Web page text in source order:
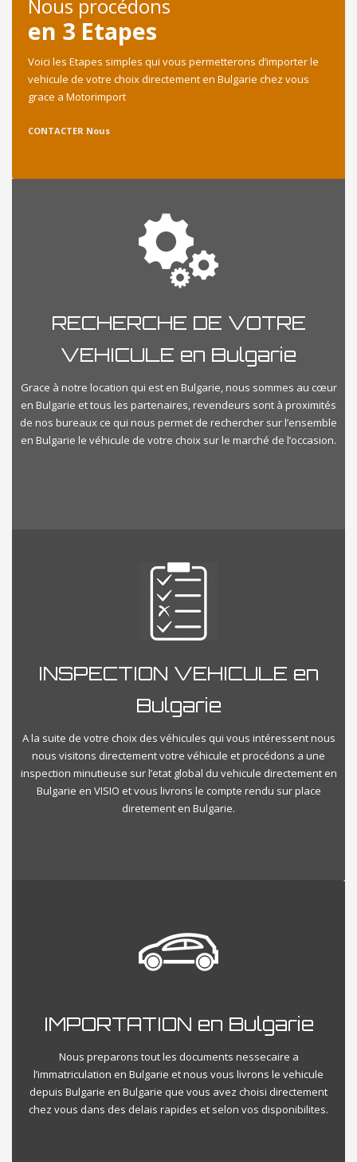
Nous procédons
en 3 Etapes
Voici les Etapes simples qui vous permetterons d’importer le
vehicule de votre choix directement en Bulgarie chez vous
grace a Motorimport
CONTACTER Nous
RECHERCHE DE VOTRE
VEHICULE en Bulgarie
Grace à notre location qui est en Bulgarie, nous sommes au cœur
en Bulgarie et tous les partenaires, revendeurs sont à proximités
de nos bureaux ce qui nous permet de rechercher sur l’ensemble
en Bulgarie le véhicule de votre choix sur le marché de l’occasion.
INSPECTION VEHICULE en
Bulgarie
A la suite de votre choix des véhicules qui vous intéressent nous
nous visitons directement votre véhicule et procédons a une
inspection minutieuse sur l’etat global du vehicule directement en
Bulgarie en VISIO et vous livrons le compte rendu sur place
diretement en Bulgarie.
IMPORTATION en Bulgarie
Nous preparons tout les documents nessecaire a
l’immatriculation en Bulgarie et nous vous livrons le vehicule
depuis Bulgarie en Bulgarie que vous avez choisi directement
chez vous dans des delais rapides et selon vos disponibilites.